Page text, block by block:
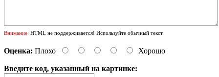
Внимание: HTML не поддерживается! Используйте обычный текст.
Оценка: Плохо Хорошо
Введите код, указанный на картинке: